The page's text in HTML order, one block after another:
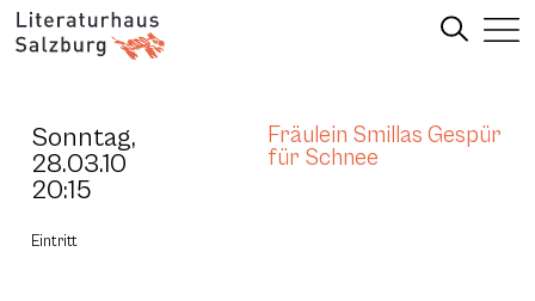
Sonntag,
28.03.10
20:15
Fräulein Smillas Gespür
für Schnee
Eintritt